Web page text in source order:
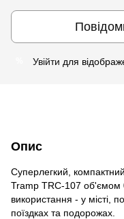
Увійти для
Опис
Суперлегкий,
Tramp TRC-107 об'ємом
використання - у місті,
поїздках та подорожах.